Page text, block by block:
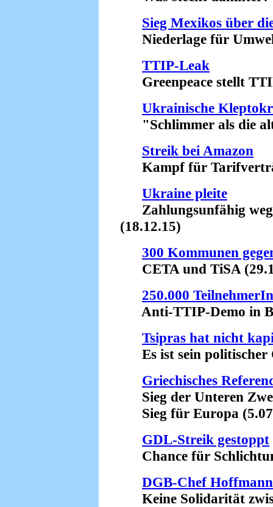
Sieg Mexikos über
Niederlage für
TTIP-Leak
Greenpeace stellt
Ukrainische
"Schlimmer als die
Streik bei Amazon
Kampf für
Ukraine pleite
Zahlungsunfähig
(18.12.15)
300 Kommunen
CETA und TiSA
250.000
Anti-TTIP-Demo in
Tsipras hat nicht
Es ist sein politischer
Griechisches
Sieg der Unteren
Sieg für Europa
GDL-Streik gestoppt
Chance für
DGB-Chef
Keine Solidarität